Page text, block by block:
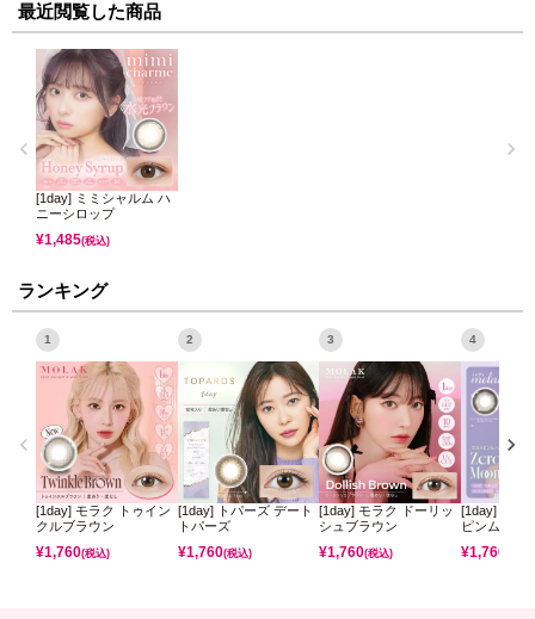
最近閲覧した商品
[1day] ミミシャルム ハ
ニーシロップ
¥1,485(税込)
ランキング
1
[1day] モラク トゥイン
クルブラウン
¥1,760(税込)
2
[1day] トパーズ デート
トパーズ
¥1,760(税込)
3
[1day] モラク ドーリッ
シュブラウン
¥1,760(税込)
4
[1day] ミレ
ピンムーン
¥1,760